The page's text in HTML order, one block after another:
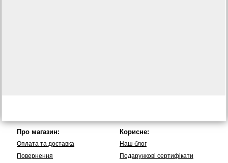
Про магазин:
Оплата та доставка
Повернення
Корисне:
Наш блог
Подарункові сертифікати